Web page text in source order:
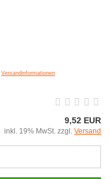
Versandinformationen
9,52 EUR
inkl. 19% MwSt. zzgl. Versand